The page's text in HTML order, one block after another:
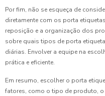
Por fim, não se esqueça de
diretamente com os porta
reposição e a organização dos
sobre quais tipos de porta
diárias. Envolver a equipe na
prática e eficiente.
Em resumo, escolher o porta
fatores, como o tipo de produto,